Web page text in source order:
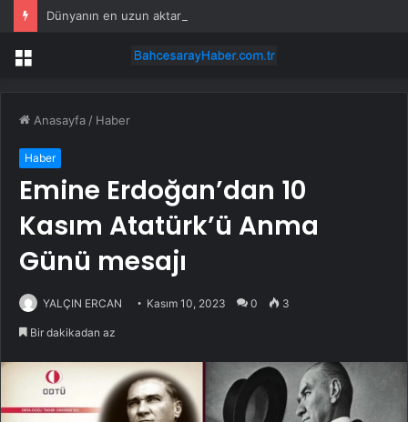
Menü
Anasayfa / Haber
Haber
Emine Erdoğan’dan 10
Kasım Atatürk’ü Anma
Günü mesajı
YALÇIN ERCAN Kasım 10, 2023 0 3
Bir dakikadan az